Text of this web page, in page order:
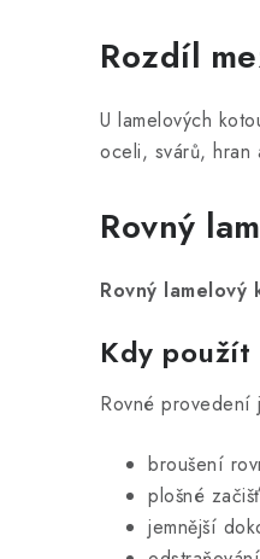
á
a
c
í
p
r
v
k
y
Rozdíl
U lamelových
oceli, svárů, hran
Rovný
Rovný lamelový
Kdy
Rovné
broušení
plošné
jemnější